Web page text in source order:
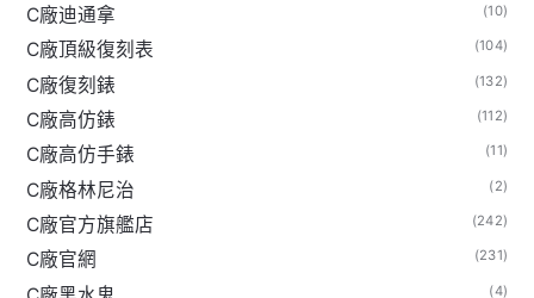
C廠迪通拿 (10)
C廠頂級復刻表 (104)
C廠復刻錶 (132)
C廠高仿錶 (112)
C廠高仿手錶 (11)
C廠格林尼治 (2)
C廠官方旗艦店 (242)
C廠官網 (231)
(4)